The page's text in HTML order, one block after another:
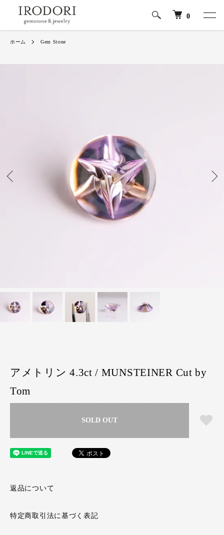
0
ホーム Gem Stone
アメトリン 4.3ct / MUNSTEINER Cut by
Tom
SOLD OUT
返品について
特定商取引法に基づく表記